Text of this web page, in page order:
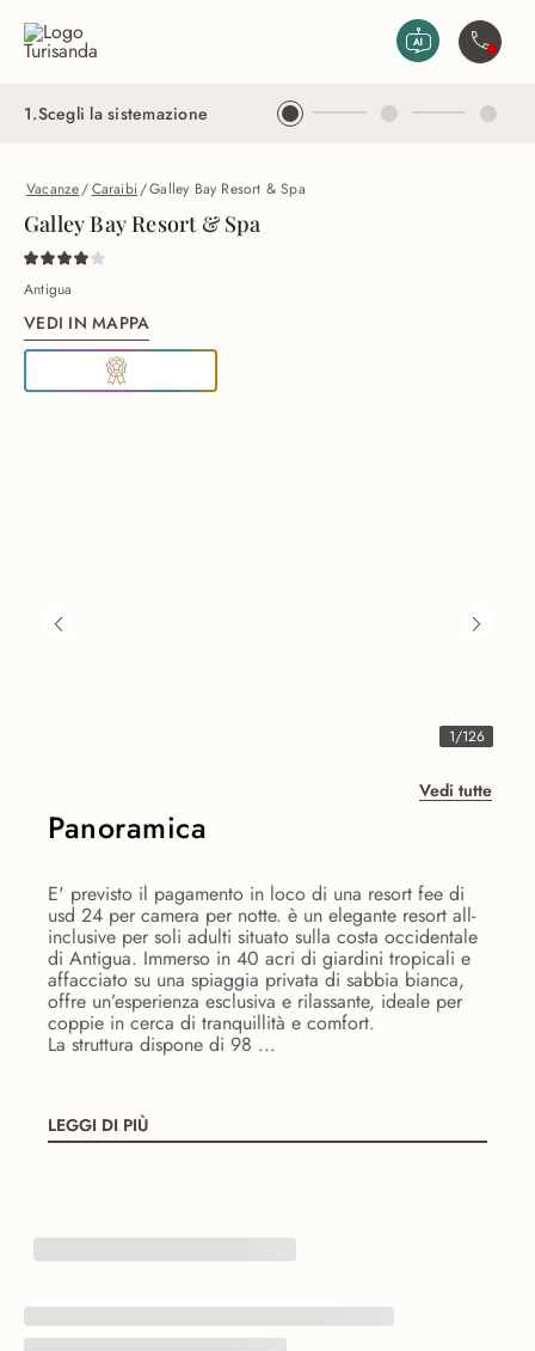
1.Scegli la sistemazione
Vacanze/Caraibi/Galley Bay Resort & Spa
Galley Bay Resort & Spa
Antigua
VEDI IN MAPPA
1/126
Vedi tutte
Panoramica
E' previsto il pagamento in loco di una resort fee di
usd 24 per camera per notte. è un elegante resort all-
inclusive per soli adulti situato sulla costa occidentale
di Antigua. Immerso in 40 acri di giardini tropicali e
affacciato su una spiaggia privata di sabbia bianca,
offre un’esperienza esclusiva e rilassante, ideale per
coppie in cerca di tranquillità e comfort.
La struttura dispone di 98 ...
LEGGI DI PIÙ